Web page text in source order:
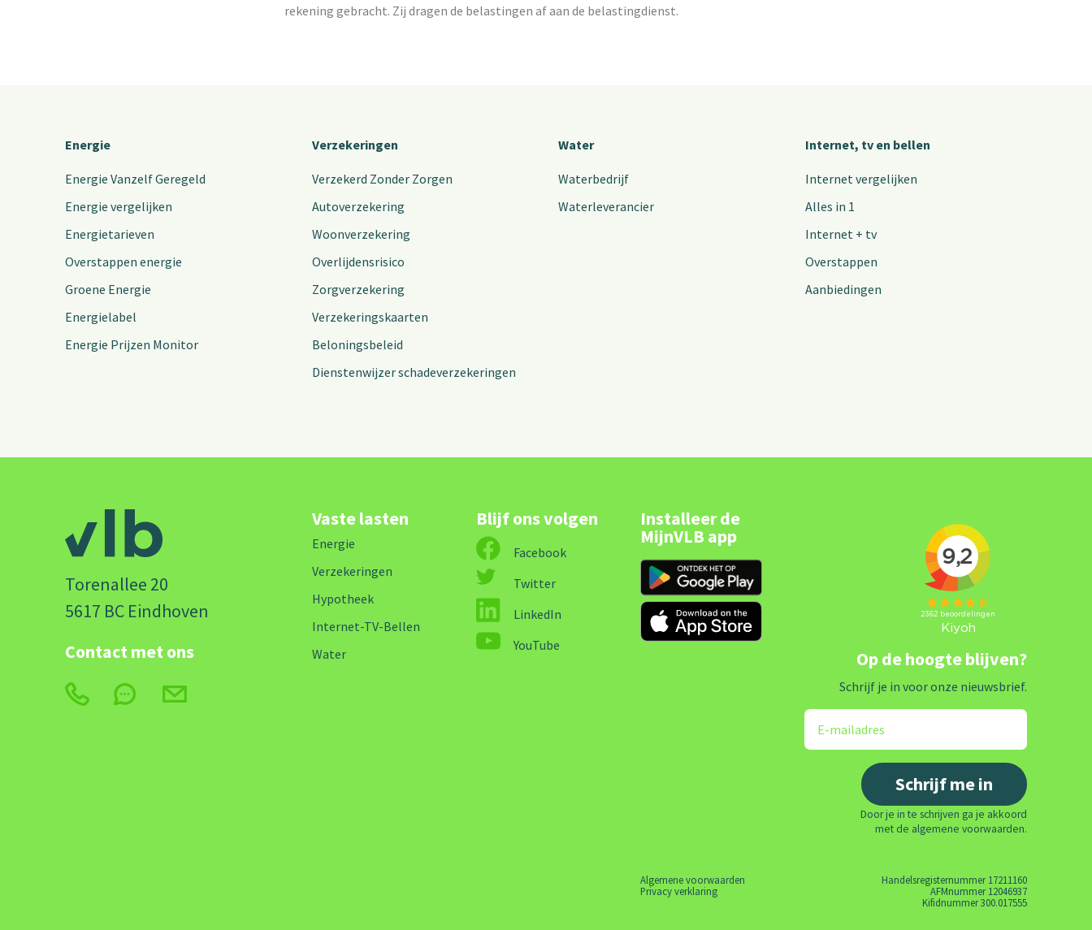
rekening gebracht. Zij dragen de belastingen af aan de belastingdienst.
Energie
Energie Vanzelf Geregeld
Energie vergelijken
Energietarieven
Overstappen energie
Groene Energie
Energielabel
Energie Prijzen Monitor
Verzekeringen
Verzekerd Zonder Zorgen
Autoverzekering
Woonverzekering
Overlijdensrisico
Zorgverzekering
Verzekeringskaarten
Beloningsbeleid
Dienstenwijzer schadeverzekeringen
Water
Waterbedrijf
Waterleverancier
Internet, tv en bellen
Internet vergelijken
Alles in 1
Internet + tv
Overstappen
Aanbiedingen
Torenallee 20
5617 BC Eindhoven
Contact met ons
Vaste lasten
Energie
Verzekeringen
Hypotheek
Internet-TV-Bellen
Water
Blijf ons volgen
Facebook
Twitter
LinkedIn
YouTube
Installeer de
MijnVLB app
Op de hoogte blijven?
Schrijf je in voor onze nieuwsbrief.
Door je in te schrijven ga je akkoord
met de algemene voorwaarden.
Algemene voorwaarden
Privacy verklaring
Handelsregisternummer 17211160
AFMnummer 12046937
Kifidnummer 300.017555